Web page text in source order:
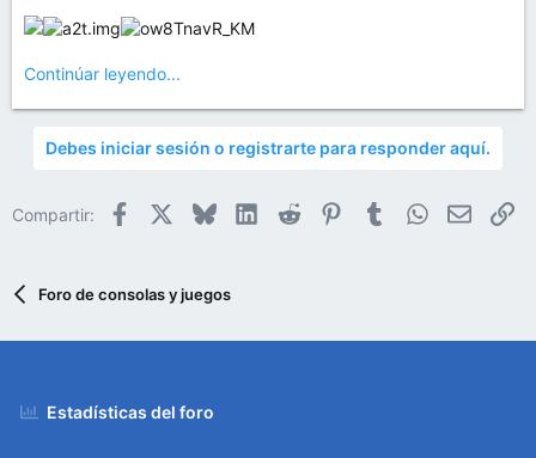
Continúar leyendo...
Debes iniciar sesión o registrarte para responder aquí.
Compartir: Facebook BlueskyLinkedIn
Reddit PinterestTumblrWhatsApp
Email
Foro de consolas y juegos
Estadísticas del foro